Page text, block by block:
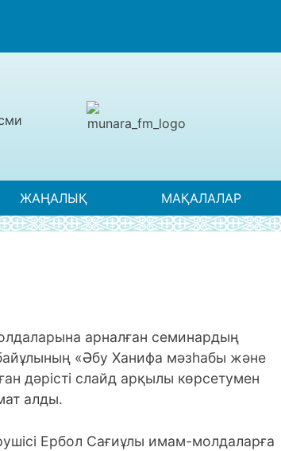
ЖАҢАЛЫҚ МАҚАЛАЛАР
арналған семинардың
«Әбу Ханифа мәзһабы және
дәрісті слайд арқылы көрсетумен
алды.
Ербол Сағиұлы имам-молдаларға